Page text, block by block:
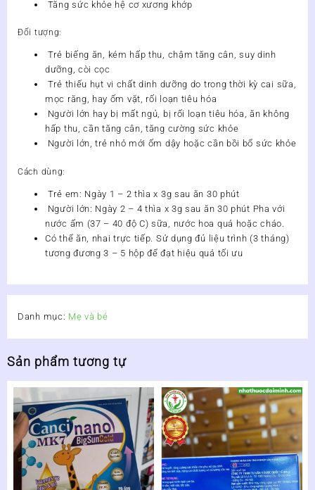
Tăng sức khỏe hệ cơ xương khớp
Đối tượng:
Trẻ biếng ăn, kém hấp thu, chậm tăng cân, suy dinh
dưỡng, còi cọc
Trẻ thiếu hụt vi chất dinh dưỡng do trong thời kỳ cai sữa,
mọc răng, hay ốm vặt, rối loạn tiêu hóa
Người lớn hay bị mất ngủ, bị rối loạn tiêu hóa, ăn không
hấp thu, cần tăng cân, tăng cường sức khỏe
Người lớn, trẻ nhỏ mới ốm dậy hoặc cần bồi bổ sức khỏe
Cách dùng:
Trẻ em: Ngày 1 – 2 thìa x 3g sau ăn 30 phút
Người lớn: Ngày 2 – 4 thìa x 3g sau ăn 30 phút Pha với
nước ấm (37 – 40 độ C) sữa, nước hoa quả hoặc cháo.
Có thể ăn, nhai trực tiếp. Sử dụng đủ liệu trình (3 tháng)
tương đương 3 – 5 hộp để đạt hiệu quả tối ưu
Danh mục: Mẹ và bé
Sản phẩm tương tự